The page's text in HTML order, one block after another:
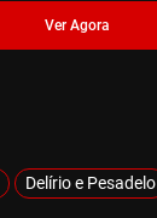
Ver Agora
Delírio e Pesadelo